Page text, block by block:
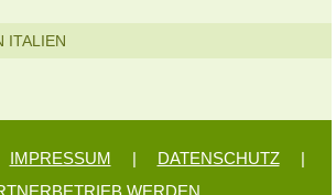
ITALIEN
IMPRESSUM | DATENSCHUTZ
|
WERDEN